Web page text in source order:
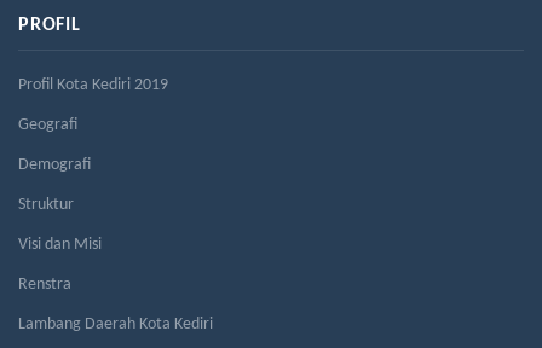
PROFIL
Profil Kota Kediri 2019
Geografi
Demografi
Struktur
Visi dan Misi
Renstra
Lambang Daerah Kota Kediri